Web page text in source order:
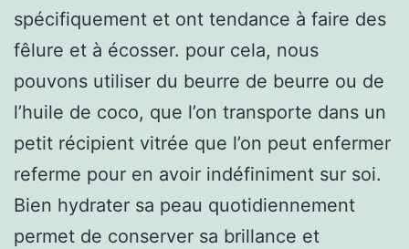
spécifiquement et ont tendance à faire des
fêlure et à écosser. pour cela, nous
pouvons utiliser du beurre de beurre ou de
l’huile de coco, que l’on transporte dans un
petit récipient vitrée que l’on peut enfermer
referme pour en avoir indéfiniment sur soi.
Bien hydrater sa peau quotidiennement
permet de conserver sa brillance et